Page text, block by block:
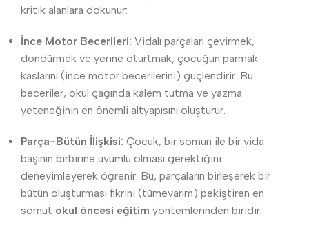
kritik alanlara dokunur:
İnce Motor Becerileri: Vidalı parçaları çevirmek,
döndürmek ve yerine oturtmak; çocuğun parmak
kaslarını (ince motor becerilerini) güçlendirir. Bu
beceriler, okul çağında kalem tutma ve yazma
yeteneğinin en önemli altyapısını oluşturur.
Parça-Bütün İlişkisi: Çocuk, bir somun ile bir vida
başının birbirine uyumlu olması gerektiğini
deneyimleyerek öğrenir. Bu, parçaların birleşerek bir
bütün oluşturması fikrini (tümevarım) pekiştiren en
somut okul öncesi eğitim yöntemlerinden biridir.